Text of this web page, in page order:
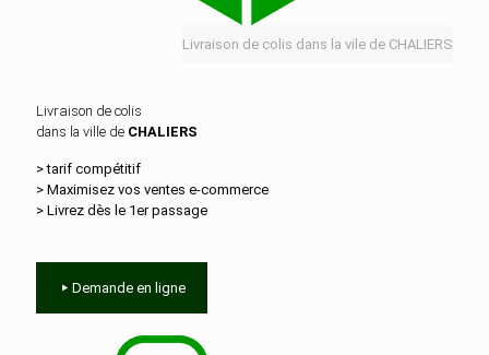
Livraison de colis dans la vile de CHALIERS
Livraison de colis
dans la ville de CHALIERS
> tarif compétitif
> Maximisez vos ventes e‑commerce
> Livrez dès le 1er passage
Demande en ligne